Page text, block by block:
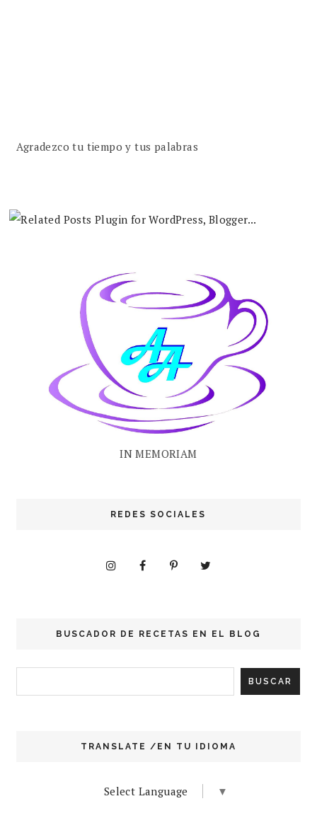
Agradezco tu tiempo y tus palabras
IN MEMORIAM
REDES SOCIALES
BUSCADOR DE RECETAS EN EL BLOG
TRANSLATE /EN TU IDIOMA
Select Language ▼